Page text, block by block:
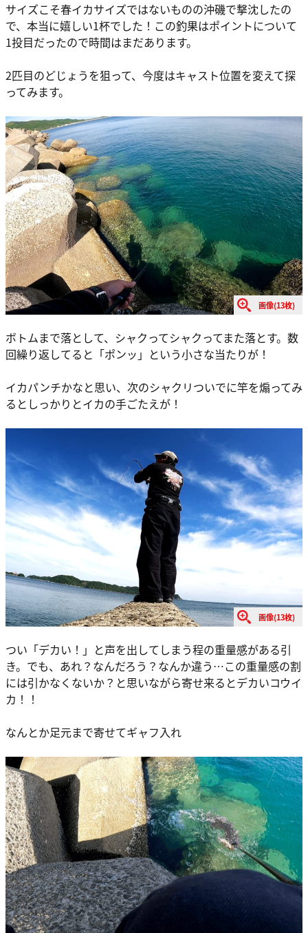
サイズこそ春イカサイズではないものの沖磯で撃沈したの
で、本当に嬉しい1杯でした！この釣果はポイントについて
1投目だったので時間はまだあります。
2匹目のどじょうを狙って、今度はキャスト位置を変えて探
ってみます。
画像(13枚)
ボトムまで落として、シャクってシャクってまた落とす。数
回繰り返してると「ポンッ」という小さな当たりが！
イカパンチかなと思い、次のシャクリついでに竿を煽ってみ
るとしっかりとイカの手ごたえが！
画像(13枚)
つい「デカい！」と声を出してしまう程の重量感がある引
き。でも、あれ？なんだろう？なんか違う…この重量感の割
には引かなくないか？と思いながら寄せ来るとデカいコウイ
カ！！
なんとか足元まで寄せてギャフ入れ